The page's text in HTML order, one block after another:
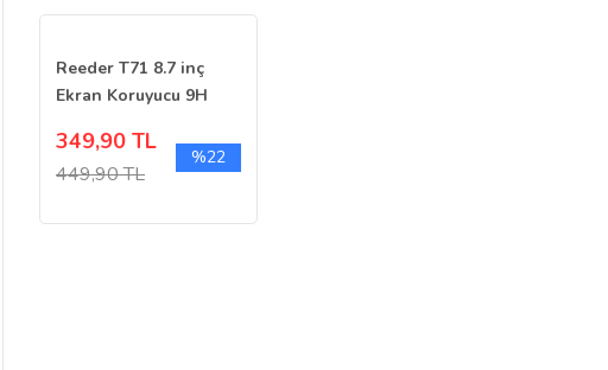
Reeder T71 8.7 inç
Ekran Koruyucu 9H
349,90 TL
449,90 TL
%22